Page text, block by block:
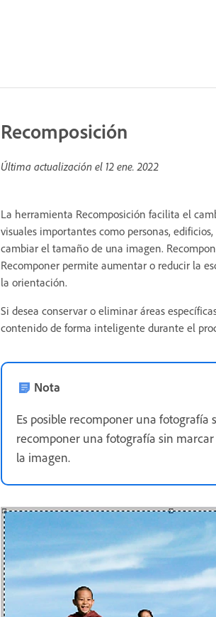
Recomposición
Última actualización el 12 ene. 2022
La herramienta Recomposición facilita el
visuales importantes como personas,
cambiar el tamaño de una imagen.
Recomponer permite aumentar o reducir la
la orientación.
Si desea conservar o eliminar áreas
contenido de forma inteligente durante el
Nota
Es posible recomponer una fotografía
recomponer una fotografía sin
la imagen.